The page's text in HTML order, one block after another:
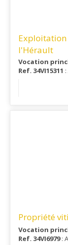
Exploitation
l'Hérault
Vocation
Ref. 34VI15311
influence du
Propriété
Vocation
Ref. 34VI6979: